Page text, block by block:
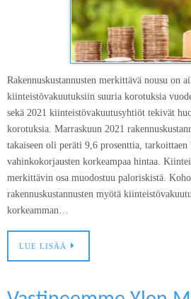
Rakennuskustannusten merkittävä nousu on
kiinteistövakuutuksiin suuria korotuksia
sekä 2021 kiinteistövakuutusyhtiöt tekivät
korotuksia. Marraskuun 2021
takaiseen oli peräti 9,6 prosenttia, tarkoittaen
vahinkokorjausten korkeampaa hintaa.
merkittävin osa muodostuu paloriskistä.
rakennuskustannusten myötä
korkeamman…
LUE LISÄÄ